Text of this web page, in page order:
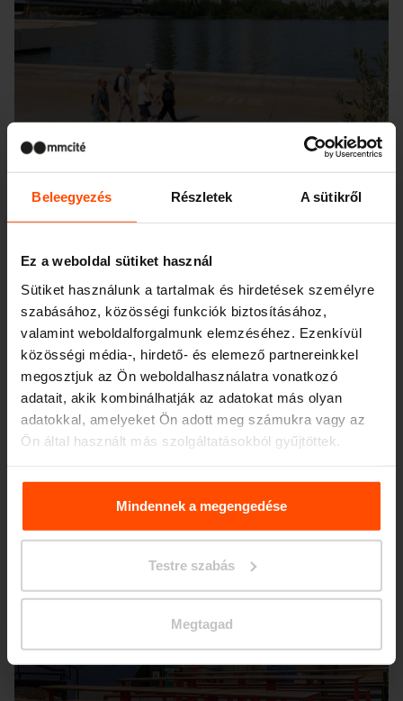
Beleegyezés Részletek A sütikről
Ez a weboldal sütiket használ
Sütiket használunk a tartalmak és hirdetések személyre
szabásához, közösségi funkciók biztosításához,
valamint weboldalforgalmunk elemzéséhez. Ezenkívül
közösségi média-, hirdető- és elemező partnereinkkel
megosztjuk az Ön weboldalhasználatra vonatkozó
adatait, akik kombinálhatják az adatokat más olyan
adatokkal, amelyeket Ön adott meg számukra vagy az
Ön által használt más szolgáltatásokból gyűjtöttek.
További információért kérjük, látogasson el aPrinciples
Relating to the Processing. Personal Data
Mindennek a megengedése
Testre szabás
Megtagad
Seattle – Popup park